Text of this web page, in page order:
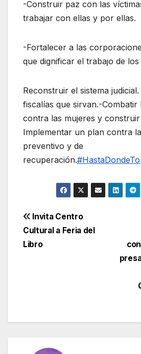
-Construir paz con las
trabajar con ellas y por ellas.
-Fortalecer a las
que dignificar el trabajo de los
Reconstruir el sistema
fiscalías que sirvan.-Combatir
contra las mujeres y
Implementar un plan contra
preventivo y de
recuperación.
Navegación
de
Invita Centro
Cultural a Feria del
Libro